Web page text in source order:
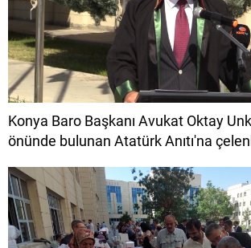
Konya Baro Başkanı Avukat Oktay
önünde bulunan Atatürk Anıtı'na